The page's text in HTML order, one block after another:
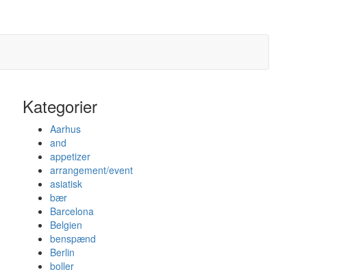
Kategorier
Aarhus
and
appetizer
arrangement/event
asiatisk
bær
Barcelona
Belgien
benspænd
Berlin
boller